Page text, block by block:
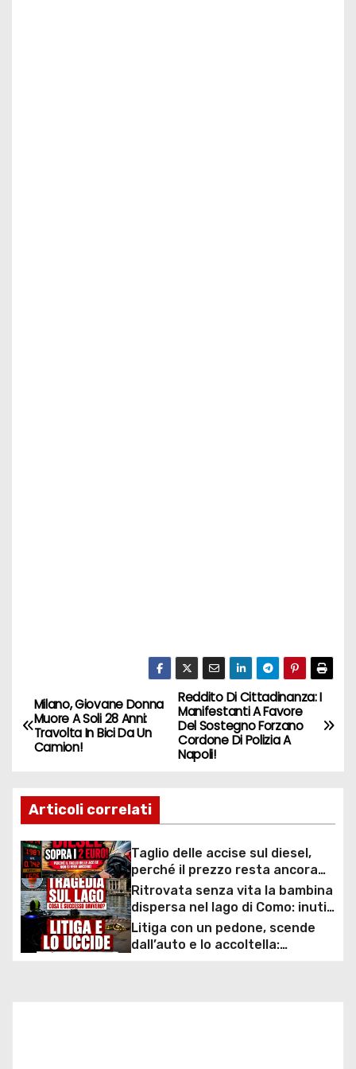
N
a
i
g
a
z
i
Reddito Di Cittadinanza: I
Manifestanti A Favore
Del Sostegno Forzano
Cordone Di Polizia A
Napoli!
Milano, Giovane Donna
Muore A Soli 28 Anni:
Travolta In Bici Da Un
Camion!
Articoli correlati
Taglio delle accise sul diesel,
perché il prezzo resta ancora
sopra i 2 euro nonostante lo
sconto deciso dal Governo
Ritrovata senza vita la bambina
dispersa nel lago di Como: inutili
ore di ricerche dei
sommozzatori
Litiga con un pedone, scende
dall’auto e lo accoltella: